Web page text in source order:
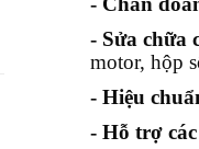
- Sửa chữa
motor, hộp
- Hiệu
- Hỗ trợ